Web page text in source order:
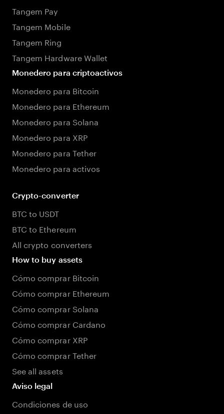
Tangem Pay
Tangem Mobile
Tangem Ring
Tangem Hardware Wallet
Monedero para criptoactivos
Monedero para Bitcoin
Monedero para Ethereum
Monedero para Solana
Monedero para XRP
Monedero para Tether
Monedero para activos
Crypto-converter
BTC to USDT
BTC to Ethereum
All crypto converters
How to buy assets
Cómo comprar Bitcoin
Cómo comprar Ethereum
Cómo comprar Solana
Cómo comprar Cardano
Cómo comprar XRP
Cómo comprar Tether
See all assets
Aviso legal
Condiciones de uso